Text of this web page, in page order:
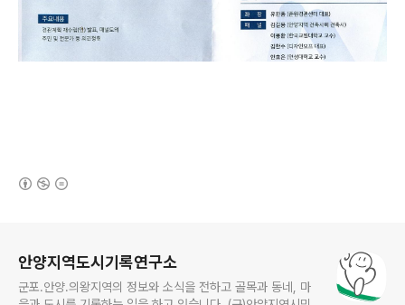
안양지역도시기록연구소
군포.안양.의왕지역의 정보와 소식을 전하고 골목과 동네, 마